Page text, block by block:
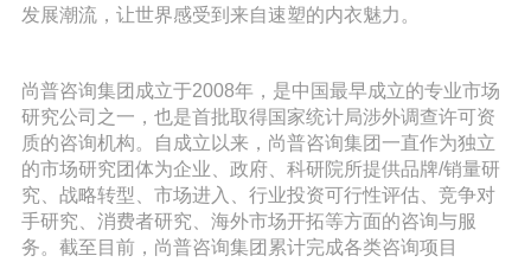
发展潮流，让世界感受到来自速塑的内衣魅力。
尚普咨询集团成立于2008年，是中国最早成立的专业市场
研究公司之一，也是首批取得国家统计局涉外调查许可资
质的咨询机构。自成立以来，尚普咨询集团一直作为独立
的市场研究团体为企业、政府、科研院所提供品牌/销量研
究、战略转型、市场进入、行业投资可行性评估、竞争对
手研究、消费者研究、海外市场开拓等方面的咨询与服
务。截至目前，尚普咨询集团累计完成各类咨询项目